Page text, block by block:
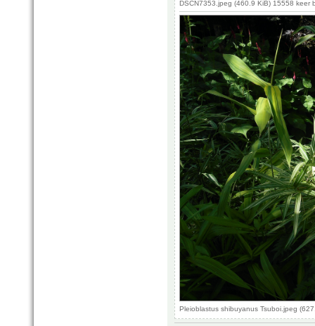
DSCN7353.jpeg (460.9 KiB) 15558 keer
Pleioblastus shibuyanus Tsuboi.jpeg